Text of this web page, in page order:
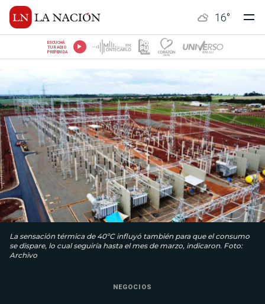
16°
ESCUCHÁ
TU RADIO
PREFERIDA
La sensación térmica de 40ºC influyó también para que el consumo
se dispare, lo cual seguiría hasta el mes de marzo, indicaron. Foto:
Archivo
NEGOCIOS